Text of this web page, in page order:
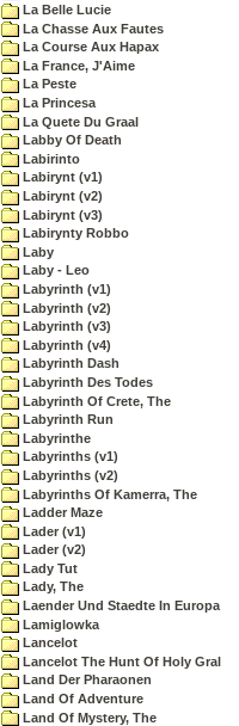
La Belle Lucie
La Chasse Aux Fautes
La Course Aux Hapax
La France, J'Aime
La Peste
La Princesa
La Quete Du Graal
Labby Of Death
Labirinto
Labirynt (v1)
Labirynt (v2)
Labirynt (v3)
Labirynty Robbo
Laby
Laby - Leo
Labyrinth (v1)
Labyrinth (v2)
Labyrinth (v3)
Labyrinth (v4)
Labyrinth Dash
Labyrinth Des Todes
Labyrinth Of Crete, The
Labyrinth Run
Labyrinthe
Labyrinths (v1)
Labyrinths (v2)
Labyrinths Of Kamerra, The
Ladder Maze
Lader (v1)
Lader (v2)
Lady Tut
Lady, The
Laender Und Staedte In Europa
Lamiglowka
Lancelot
Lancelot The Hunt Of Holy Gral
Land Der Pharaonen
Land Of Adventure
Land Of Mystery, The